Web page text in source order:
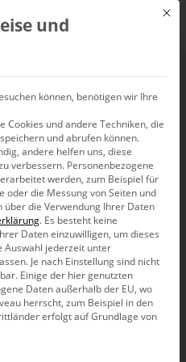
Mit
und
können, benötigen wir Ihre
Cookies und andere Techniken, die
und abrufen können.
andere helfen uns, diese
verbessern. Personenbezogene
werden, zum Beispiel für
oder die Messung von Seiten und
über die Verwendung Ihrer Daten
. Es besteht keine
Daten einzuwilligen, um dieses
Auswahl jederzeit unter
Je nach Einstellung sind nicht
Einige der hier genutzten
Daten außerhalb der EU, wo
herrscht, zum Beispiel in den
erfolgt auf Grundlage von
Gruppen, für die eine